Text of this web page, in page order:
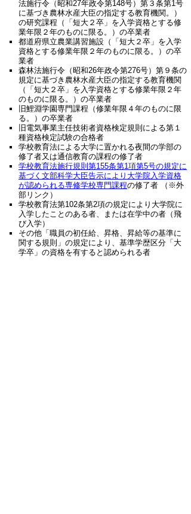
法施行令（昭和27年政令第148号）第３条第1号
に基づき農林水産大臣の指定する教育機関。）
の研究課程（「短大２卒」を入学資格とする修
業年限２年のものに限る。）の卒業者
都道府県立農業講習施設（「短大２卒」を入学
資格とする修業年限２年のものに限る。）の卒
業者
森林法施行令（昭和26年政令第276号）第９条の
規定に基づき農林水産大臣の指定する教育機関
（「短大２卒」を入学資格とする修業年限２年
のものに限る。）の卒業者
旧鯉淵学園専門課程（修業年限４年のものに限
る。）の卒業者
旧電気事業主任技術者資格検定規則による第１
種資格検定試験の合格者
学校教育法による大学に置かれる夜間の学部の
修了者又は通信教育の課程の修了者
学校教育法施行規則第155条第1項第5号の規定に
基づく文部科学大臣告示により大学院入学資格
が認められる専修学校専門課程の修了者 （※外
部リンク）
学校教育法第102条第2項の規定により大学院に
入学したことのある者、または在学中の者（飛
び入学）
その他「職員の初任給、昇格、昇給等の基準に
関する規則」の規定により、基準学歴区分「大
学卒」の資格を有すると認められる者